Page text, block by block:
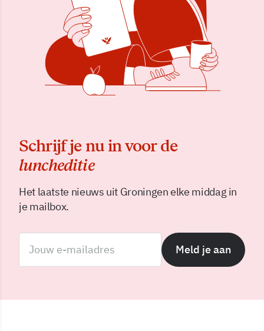
Schrijf je nu in voor de
luncheditie
Het laatste nieuws uit Groningen elke middag in
je mailbox.
Meld je aan